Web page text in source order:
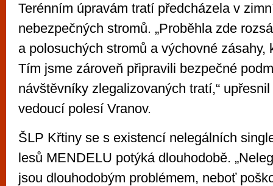
Terénním úpravám tratí předcházela v
nebezpečných stromů. „Proběhla zde
a polosuchých stromů a výchovné zásahy,
Tím jsme zároveň připravili bezpečné
návštěvníky zlegalizovaných tratí,“
vedoucí polesí Vranov.
ŠLP Křtiny se s existencí nelegálních
lesů MENDELU potýká dlouhodobě.
jsou dlouhodobým problémem, neboť